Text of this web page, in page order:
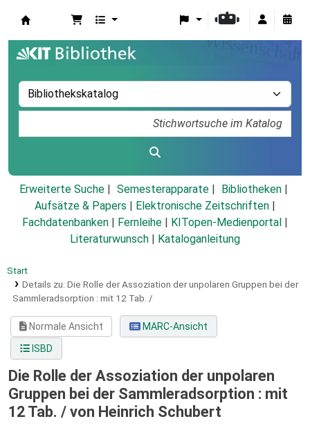
Erweiterte Suche Semesterapparate
Bibliotheken
Aufsätze & Papers
Elektronische Zeitschriften
Fachdatenbanken
Fernleihe KITopen-Medienportal
Literaturwunsch
Kataloganleitung
Start
Details zu: Die Rolle der Assoziation der unpolaren Gruppen bei der
Sammleradsorption : mit 12 Tab. /
Normale Ansicht
MARC-Ansicht
ISBD
Die Rolle der Assoziation der unpolaren
Gruppen bei der Sammleradsorption : mit
12 Tab. / von Heinrich Schubert